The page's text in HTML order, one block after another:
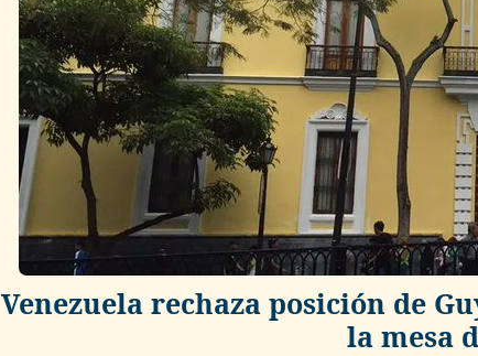
Venezuela rechaza posición de
la mesa